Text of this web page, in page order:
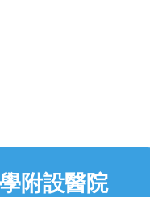
附設醫院